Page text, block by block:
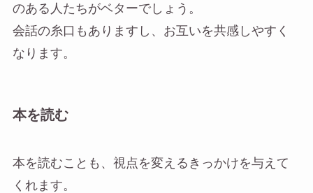
のある人たちがベターでしょう。
会話の糸口もありますし、お互いを共感しやすく
なります。
本を読む
本を読むことも、視点を変えるきっかけを与えて
くれます。